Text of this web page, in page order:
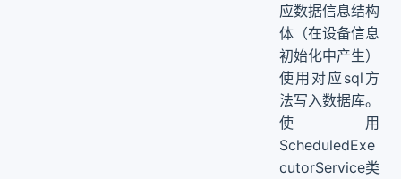
应数据信息结构
体（在设备信息
初始化中产生）
使用对应sql方
法写入数据库。
使用
ScheduledExe
cutorService类